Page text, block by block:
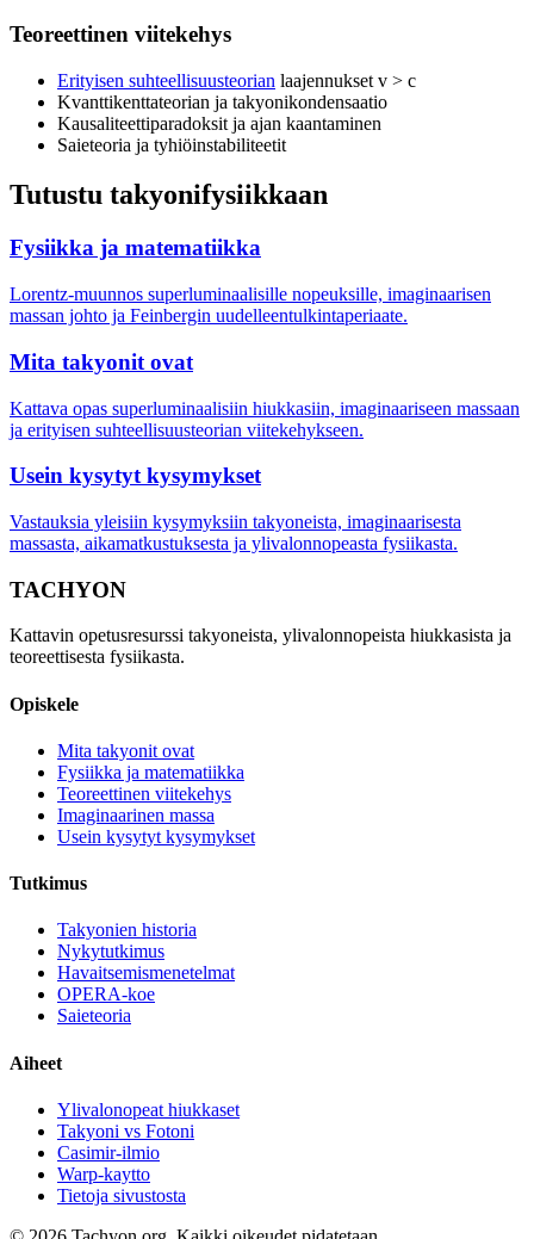
Teoreettinen viitekehys
Erityisen suhteellisuusteorian laajennukset v > c
Kvanttikenttateorian ja takyonikondensaatio
Kausaliteettiparadoksit ja ajan kaantaminen
Saieteoria ja tyhiöinstabiliteetit
Tutustu takyonifysiikkaan
Fysiikka ja matematiikka
Lorentz-muunnos superluminaalisille nopeuksille, imaginaarisen
massan johto ja Feinbergin uudelleentulkintaperiaate.
Mita takyonit ovat
Kattava opas superluminaalisiin hiukkasiin, imaginaariseen massaan
ja erityisen suhteellisuusteorian viitekehykseen.
Usein kysytyt kysymykset
Vastauksia yleisiin kysymyksiin takyoneista, imaginaarisesta
massasta, aikamatkustuksesta ja ylivalonnopeasta fysiikasta.
TACHYON
Kattavin opetusresurssi takyoneista, ylivalonnopeista hiukkasista ja
teoreettisesta fysiikasta.
Opiskele
Mita takyonit ovat
Fysiikka ja matematiikka
Teoreettinen viitekehys
Imaginaarinen massa
Usein kysytyt kysymykset
Tutkimus
Takyonien historia
Nykytutkimus
Havaitsemismenetelmat
OPERA-koe
Saieteoria
Aiheet
Ylivalonopeat hiukkaset
Takyoni vs Fotoni
Casimir-ilmio
Warp-kaytto
Tietoja sivustosta